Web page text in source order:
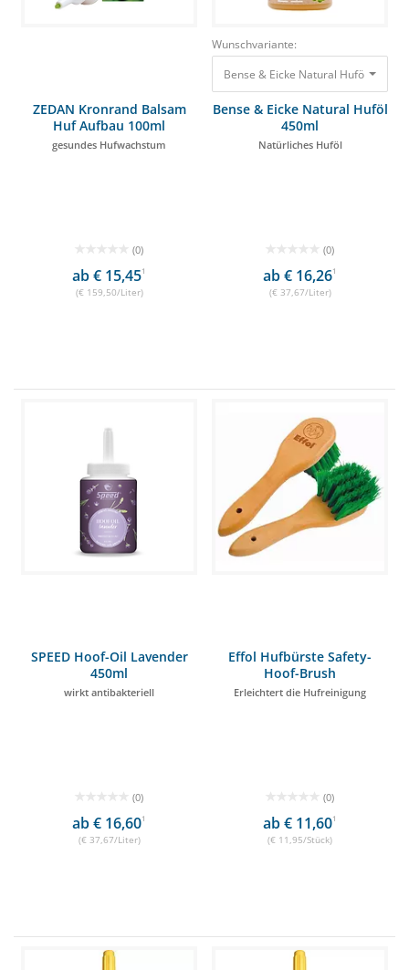
ZEDAN Kronrand Balsam
Huf Aufbau 100ml
gesundes Hufwachstum
(0)
ab € 15,451
(€ 159,50/Liter)
Wunschvariante:
Bense & Eicke Natural Huföl 450ml
Bense & Eicke Natural Huföl
450ml
Natürliches Huföl
(0)
ab € 16,261
(€ 37,67/Liter)
SPEED Hoof-Oil Lavender
450ml
wirkt antibakteriell
(0)
ab € 16,601
(€ 37,67/Liter)
Effol Hufbürste Safety-
Hoof-Brush
Erleichtert die Hufreinigung
(0)
ab € 11,601
(€ 11,95/Stück)